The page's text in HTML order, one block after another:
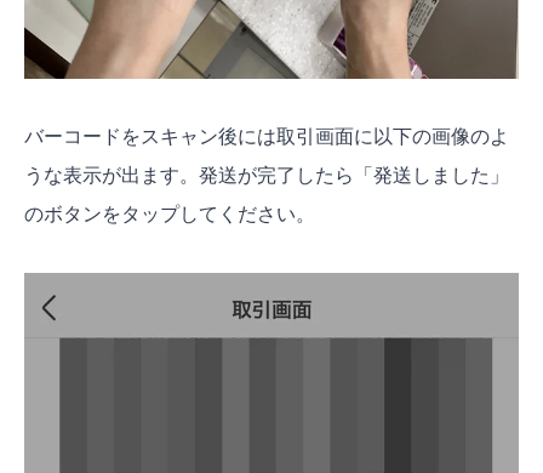
バーコードをスキャン後には取引画面に以下の画像のよ
うな表示が出ます。発送が完了したら「発送しました」
のボタンをタップしてください。